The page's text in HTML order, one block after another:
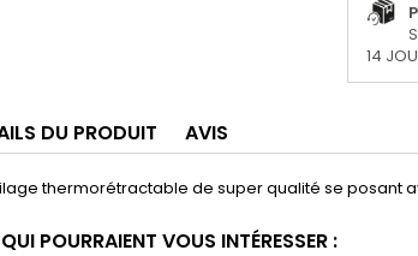
14
DU PRODUIT AVIS
thermorétractable de super qualité se posant
POURRAIENT VOUS INTÉRESSER :